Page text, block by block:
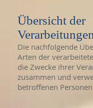
Übersicht der
Verarbeitungen
Die nachfolgende
Arten der
die Zwecke ihrer
zusammen und
betroffenen